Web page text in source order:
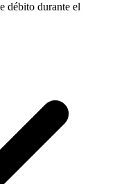
débito durante el